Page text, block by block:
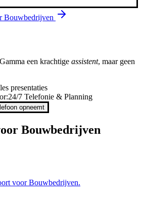
Bouwbedrijven
Gamma een krachtige assistent, maar geen
presentaties
24/7 Telefonie & Planning
opneemt
Bouwbedrijven
voorBouwbedrijven.